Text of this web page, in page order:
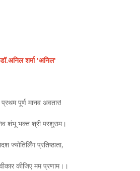
शर्मा 'अनिल'
पूर्ण मानव अवतार!
शंभू भक्त श्री परशुराम।
ज्योतिर्लिंग प्रतिष्ठाता,
कीजिए मम प्रणाम।।